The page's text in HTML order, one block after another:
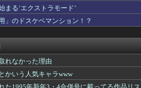
まる‘エクストラモード’
」のドスケベマンション！？
れなかった理由
かいう人気キャラwww